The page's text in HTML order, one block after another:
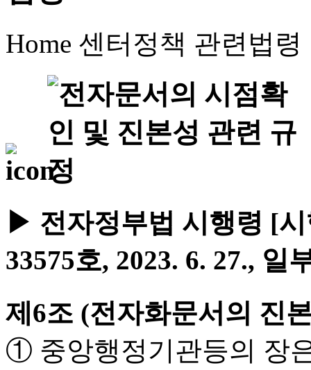
Home 센터정책 관련법령
▶ 전자정부법 시행령 [
33575호, 2023. 6. 27., 일
제6조 (전자화문서의 진
① 중앙행정기관등의 장